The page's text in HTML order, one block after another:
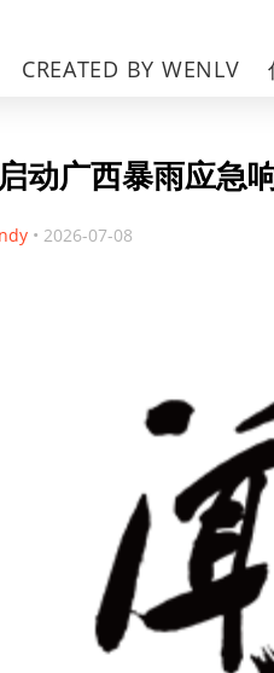
CREATED BY WENLV
动广西暴雨应急
• 2026-07-08